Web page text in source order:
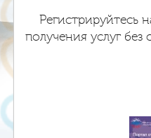
Регистрируйтесь
получения услуг